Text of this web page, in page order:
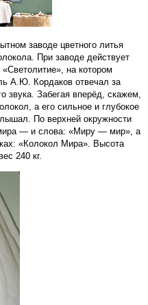
заводе цветного литья
При заводе действует
на котором
А.Ю. Кордаков отвечал за
звука. Забегая вперёд, скажем,
а его сильное и глубокое
По верхней окружности
— и слова: «Миру — мир», а
«Колокол Мира». Высота
240 кг.